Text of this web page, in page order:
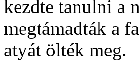
kezdte tanulni a
megtámadták a
atyát ölték meg.